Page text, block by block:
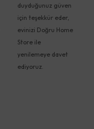
duyduğunuz güven
için teşekkür eder,
evinizi Doğru Home
Store ile
yenilemeye davet
ediyoruz.